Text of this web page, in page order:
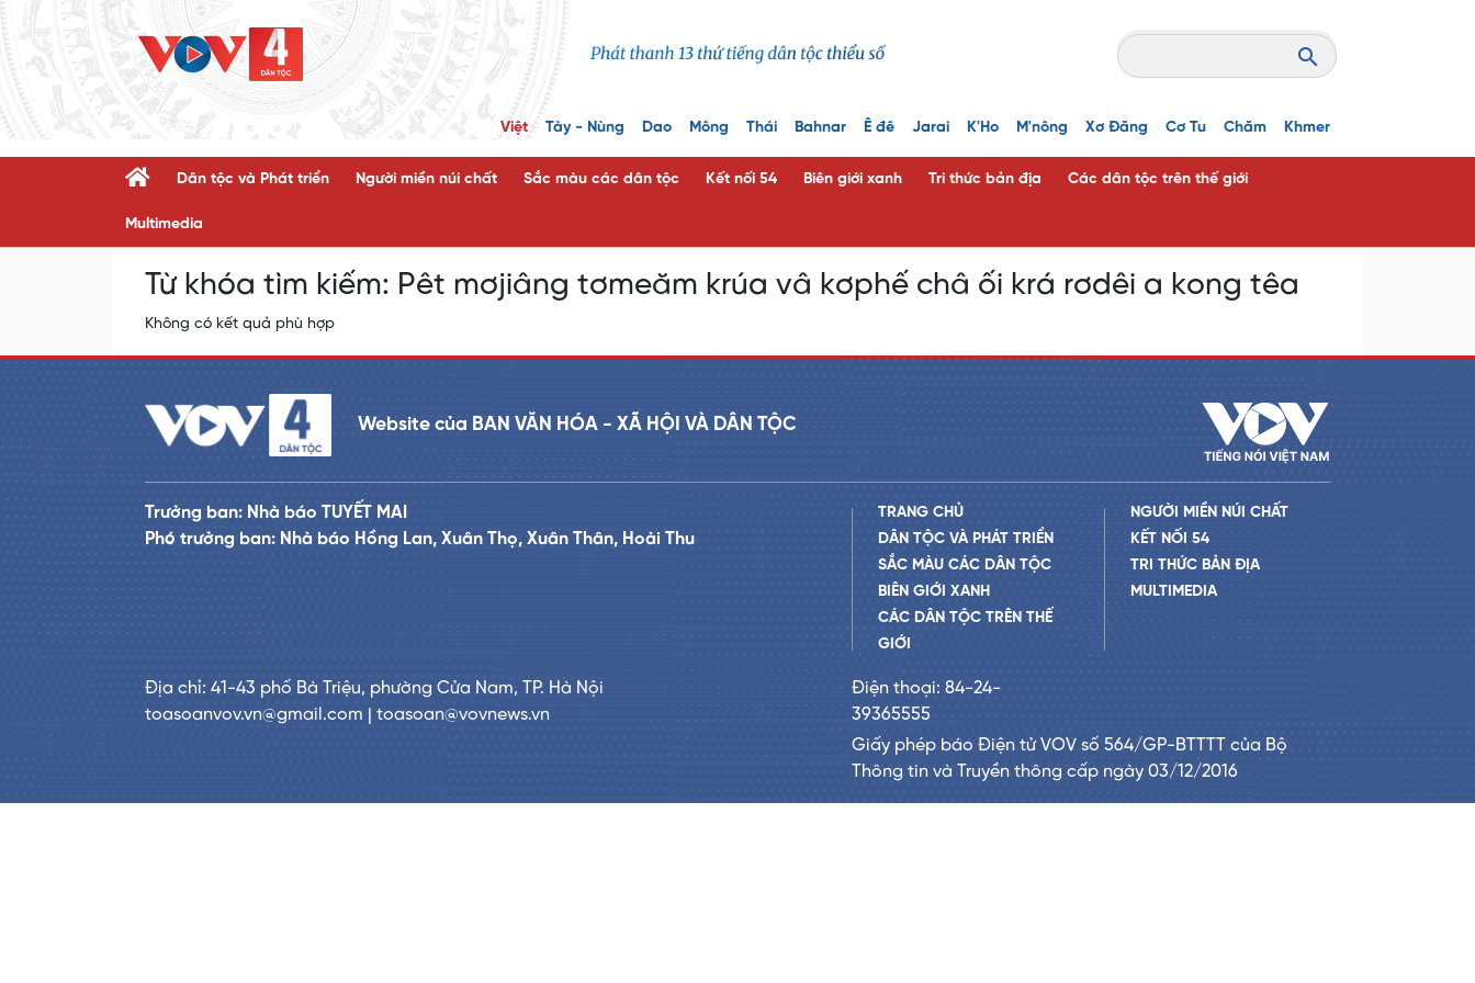
Việt Tày - Nùng Dao Mông Thái Bahnar Ê đê Jarai K'Ho M'nông Xơ Đăng Cơ Tu Chăm Khmer
Dân tộc và Phát triển Người miền núi chất Sắc màu các dân tộc Kết nối 54 Biên giới xanh Tri thức bản địa Các dân tộc trên thế giới
Multimedia
Từ khóa tìm kiếm: Pêt mơjiâng tơmeăm krúa vâ kơphế châ ối krá rơdêi a kong têa
Không có kết quả phù hợp
Website của BAN VĂN HÓA - XÃ HỘI VÀ DÂN TỘC
Trưởng ban: Nhà báo TUYẾT MAI
Phó trưởng ban: Nhà báo Hồng Lan, Xuân Thọ, Xuân Thân, Hoài Thu
TRANG CHỦ
DÂN TỘC VÀ PHÁT TRIỂN
SẮC MÀU CÁC DÂN TỘC
BIÊN GIỚI XANH
CÁC DÂN TỘC TRÊN THẾ
GIỚI
NGƯỜI MIỀN NÚI CHẤT
KẾT NỐI 54
TRI THỨC BẢN ĐỊA
MULTIMEDIA
Địa chỉ: 41-43 phố Bà Triệu, phường Cửa Nam, TP. Hà Nội
toasoanvov.vn@gmail.com | toasoan@vovnews.vn
Điện thoại: 84-24-
39365555
Giấy phép báo Điện tử VOV số 564/GP-BTTTT của Bộ
Thông tin và Truyền thông cấp ngày 03/12/2016